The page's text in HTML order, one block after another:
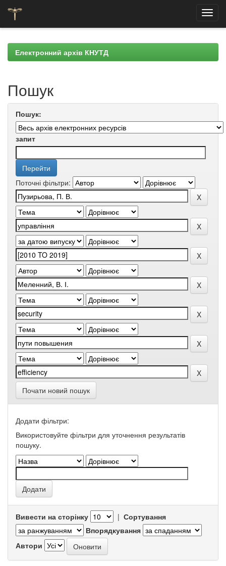
navigationЕлектронний архів КНУТД
Пошук
Пошук:
запит
Поточні фільтри:
Почати новий пошук
Додати фільтри:
Використовуйте фільтри для уточнення результатів
пошуку.
Вивести на сторінку | Сортування
Впорядкування
Автори